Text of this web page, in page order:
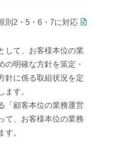
則2・5・6・7に対応
して、お客様本位の業
の明確な方針を策定・
針に係る取組状況を定
ます。
「顧客本位の業務運営
て、お客様本位の業務
す。